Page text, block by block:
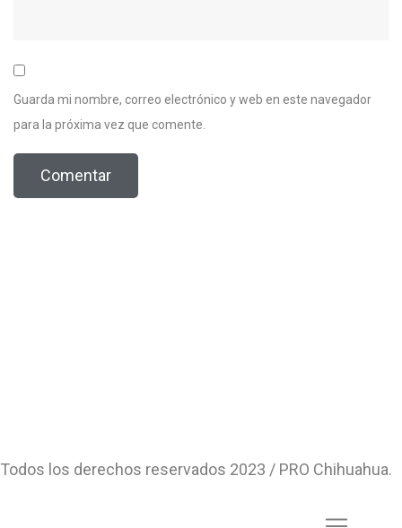
Guarda mi nombre, correo electrónico y web en este navegador
para la próxima vez que comente.
Todos los derechos reservados 2023 / PRO Chihuahua.